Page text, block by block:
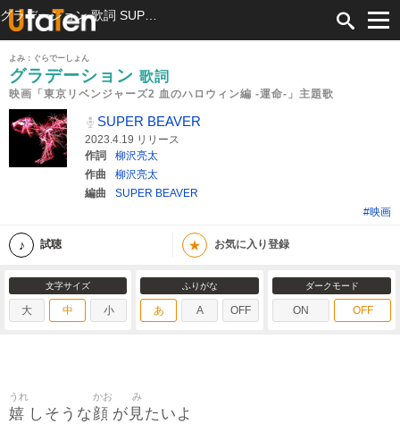
よみ：ぐらでーしょん
グラデーション 歌詞
映画「東京リベンジャーズ2 血のハロウィン編 -運命-」主題歌
SUPER BEAVER
2023.4.19 リリース
作詞
柳沢亮太
作曲
柳沢亮太
編曲
SUPER BEAVER
#映画
試聴 ★ お気に入り登録
文字サイズ
大 中 小
ふりがな
あ A OFF
ダークモード
ON OFF
嬉
うれ
しそうな顔
かお
が 見
み
たいよ